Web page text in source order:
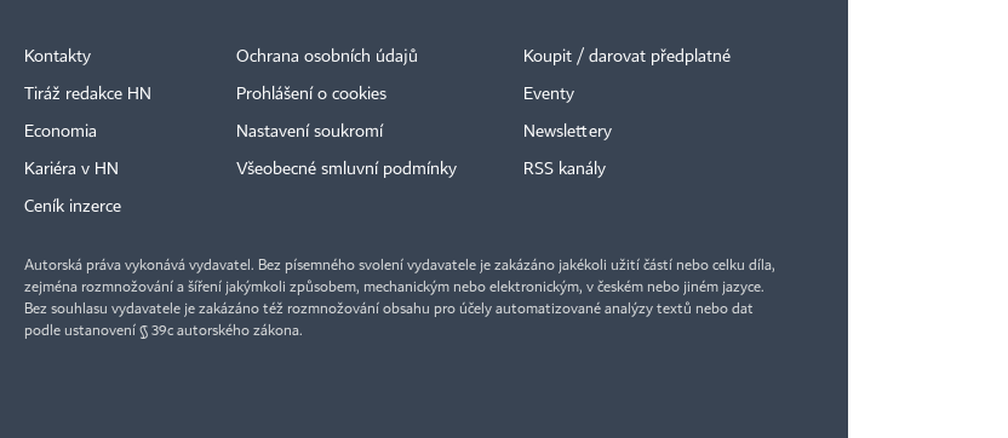
Kontakty
Tiráž redakce HN
Economia
Kariéra v HN
Ceník inzerce
Ochrana osobních údajů
Prohlášení o cookies
Nastavení soukromí
Všeobecné smluvní podmínky
Koupit / darovat předplatné
Eventy
Newslettery
RSS kanály
Autorská práva vykonává vydavatel. Bez písemného svolení vydavatele je zakázáno jakékoli užití částí nebo celku díla,
zejména rozmnožování a šíření jakýmkoli způsobem, mechanickým nebo elektronickým, v českém nebo jiném jazyce.
Bez souhlasu vydavatele je zakázáno též rozmnožování obsahu pro účely automatizované analýzy textů nebo dat
podle ustanovení § 39c autorského zákona.